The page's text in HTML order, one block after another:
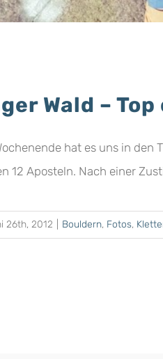
Wald – Top
hat es uns in den
12 Aposteln. Nach einer
26th, 2012 Bouldern, Fotos,